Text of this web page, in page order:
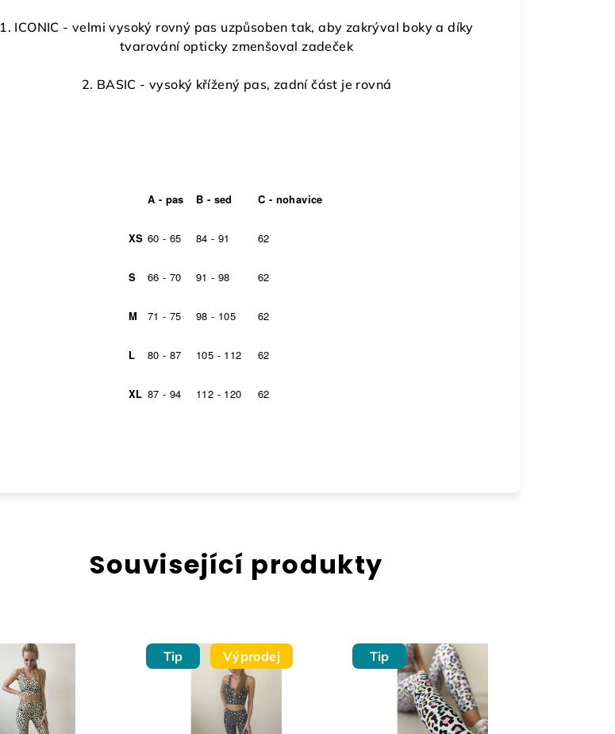
1. ICONIC - velmi vysoký rovný pas uzpůsoben tak, aby zakrýval boky a díky
tvarování opticky zmenšoval zadeček
2. BASIC - vysoký křížený pas, zadní část je rovná
A - pas B - sed C - nohavice
XS 60 - 65 84 - 91 62
S 66 - 70 91 - 98 62
M 71 - 75 98 - 105 62
L 80 - 87 105 - 112 62
XL 87 - 94 112 - 120 62
Související produkty
Tip Výprodej Tip